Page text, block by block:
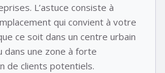
L’astuce consiste à
qui convient à votre
ce soit dans un centre urbain
dans une zone à forte
de clients potentiels.